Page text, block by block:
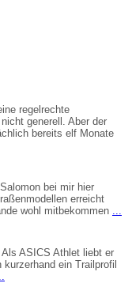
regelrechte
generell. Aber der
bereits elf Monate
bei mir hier
erreicht
wohl mitbekommen
ASICS Athlet liebt er
ein Trailprofil